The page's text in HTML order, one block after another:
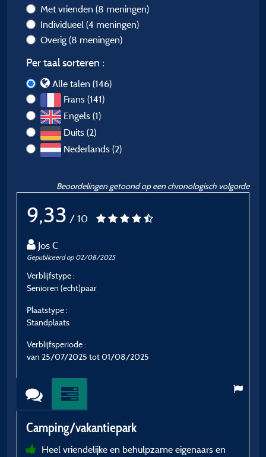
Met vrienden (8 meningen)
Individueel (4 meningen)
Overig (8 meningen)
Per taal sorteren :
Alle talen (146)
Frans (141)
Engels (1)
Duits (2)
Nederlands (2)
Beoordelingen getoond op een chronologisch volgorde
9,33 / 10
Jos C
Gepubliceerd op 02/08/2025
Verblijfstype :
Senioren (echt)paar
Plaatstype :
Standplaats
Verblijfsperiode :
van 25/07/2025 tot 01/08/2025
Camping/vakantiepark
Heel vriendelijke en behulpzame eigenaars en